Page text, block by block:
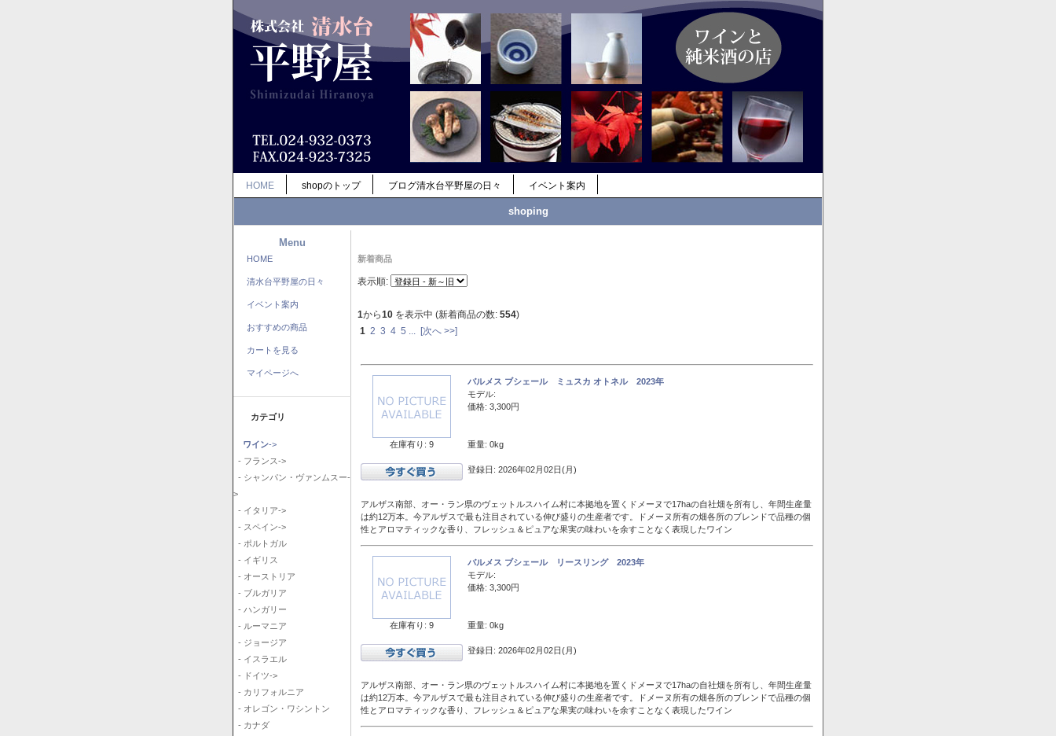
HOME shopのトップ ブログ清水台平野屋の日々 イベント案内
shoping
Menu
HOME
清水台平野屋の日々
イベント案内
おすすめの商品
カートを見る
マイページへ
カテゴリ
ワイン->
- フランス->
- シャンパン・ヴァンムスー-
>
- イタリア->
- スペイン->
- ポルトガル
- イギリス
- オーストリア
- ブルガリア
- ハンガリー
- ルーマニア
- ジョージア
- イスラエル
- ドイツ->
- カリフォルニア
- オレゴン・ワシントン
- カナダ
新着商品
表示順:
1から10 を表示中 (新着商品の数: 554)
1 2 3 4 5 [次へ >>]
在庫有り: 9
バルメス ブシェール ミュスカ オトネル 2023年
モデル:
価格: 3,300円
重量: 0kg
登録日: 2026年02月02日(月)
アルザス南部、オー・ラン県のヴェットルスハイム村に本拠地を置くドメーヌで17haの自社畑を所有し、年間生産量
は約12万本。今アルザスで最も注目されている伸び盛りの生産者です。ドメーヌ所有の畑各所のブレンドで品種の個
性とアロマティックな香り、フレッシュ＆ピュアな果実の味わいを余すことなく表現したワイン
在庫有り: 9
バルメス ブシェール リースリング 2023年
モデル:
価格: 3,300円
重量: 0kg
登録日: 2026年02月02日(月)
アルザス南部、オー・ラン県のヴェットルスハイム村に本拠地を置くドメーヌで17haの自社畑を所有し、年間生産量
は約12万本。今アルザスで最も注目されている伸び盛りの生産者です。ドメーヌ所有の畑各所のブレンドで品種の個
性とアロマティックな香り、フレッシュ＆ピュアな果実の味わいを余すことなく表現したワイン